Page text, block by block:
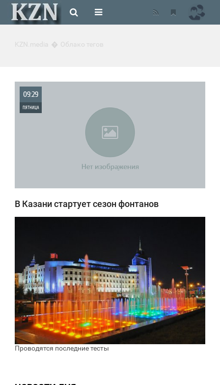
KZN.media Облако тегов
09:29
ПЯТНИЦА
В Казани стартует сезон фонтанов
Проводятся последние тесты